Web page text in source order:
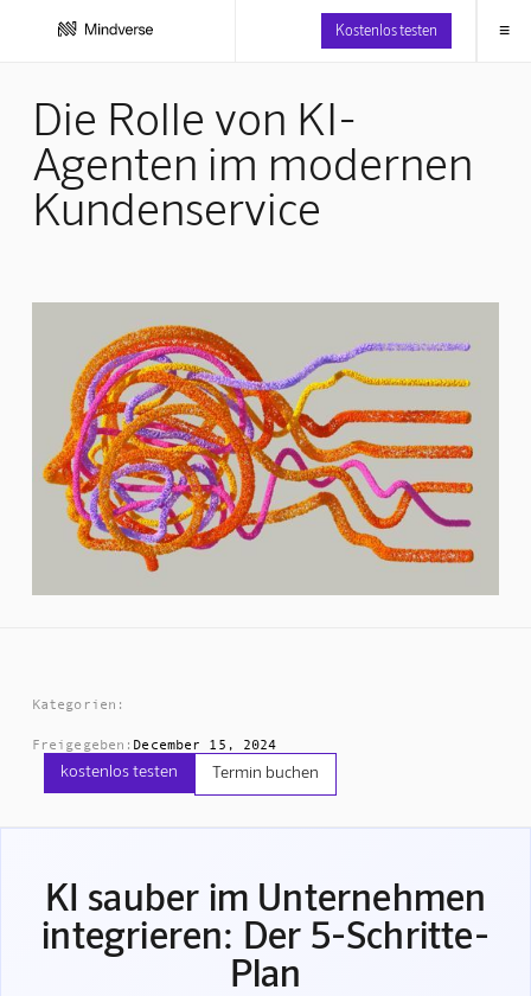
Kostenlos testen ≡
Die Rolle von KI-
Agenten im modernen
Kundenservice
Kategorien:
Freigegeben: December 15, 2024
kostenlos testen Termin buchen
KI sauber im Unternehmen
integrieren: Der 5-Schritte-
Plan